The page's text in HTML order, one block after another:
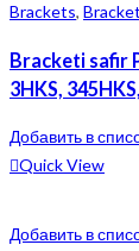
Brackets,
Bracketi safir
3HKS,
Добавить в
Quick View
Добавить в